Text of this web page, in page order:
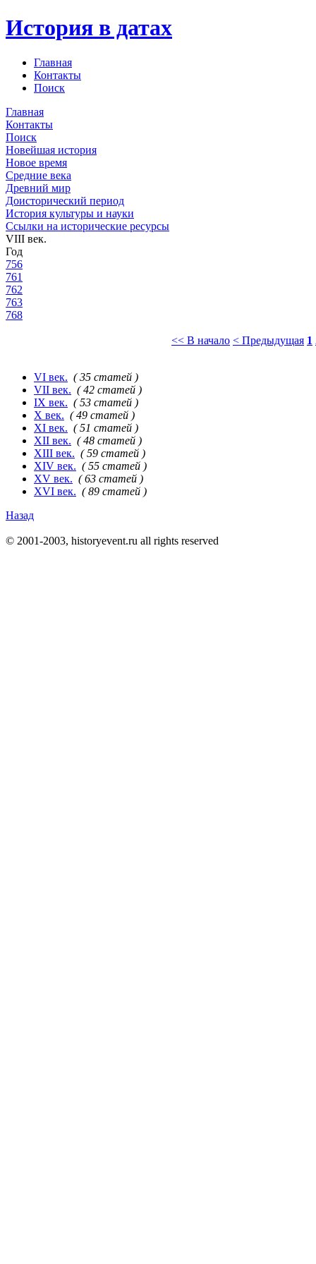
История в датах
Главная
Контакты
Поиск
Главная
Контакты
Поиск
Новейшая история
Новое время
Средние века
Древний мир
Доисторический период
История культуры и науки
Ссылки на исторические ресурсы
VIII век.
Год
756
761
762
763
768
<< В начало < Предыдущая 1
VI век. ( 35 статей )
VII век. ( 42 статей )
IX век. ( 53 статей )
X век. ( 49 статей )
XI век. ( 51 статей )
XII век. ( 48 статей )
XIII век. ( 59 статей )
XIV век. ( 55 статей )
XV век. ( 63 статей )
XVI век. ( 89 статей )
Назад
© 2001-2003, historyevent.ru all rights reserved